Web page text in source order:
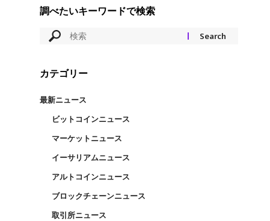
調べたいキーワードで検索
カテゴリー
最新ニュース
ビットコインニュース
マーケットニュース
イーサリアムニュース
アルトコインニュース
ブロックチェーンニュース
取引所ニュース